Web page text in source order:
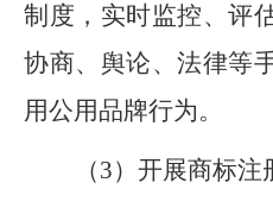
制度，实时监控、评
协商、舆论、法律等
用公用品牌行为。
（3）开展商标注